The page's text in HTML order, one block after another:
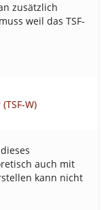
zusätzlich
weil das TSF-
W)
auch mit
kann nicht